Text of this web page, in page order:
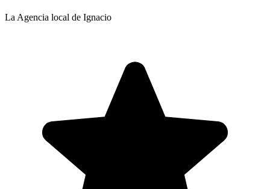
La Agencia local de Ignacio